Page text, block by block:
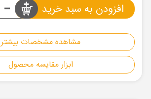
مشاهده مشخصات بیشتر
ابزار مقایسه محصول
- افزودن به سبد خرید